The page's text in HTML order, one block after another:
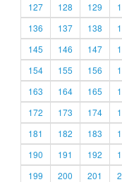
127
128 129
136
137 138
145
146 147
154
155 156
163
164 165
172
173 174
181
182 183
190
191 192
199
200 201